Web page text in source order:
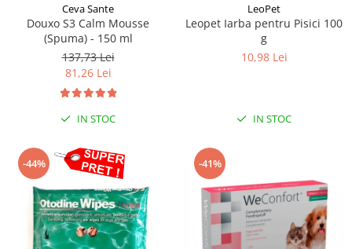
Ceva Sante
Douxo S3 Calm Mousse
(Spuma) - 150 ml
137,73 Lei
81,26 Lei
IN STOC
LeoPet
Leopet Iarba pentru Pisici 100
g
10,98 Lei
IN STOC
-44% -41%